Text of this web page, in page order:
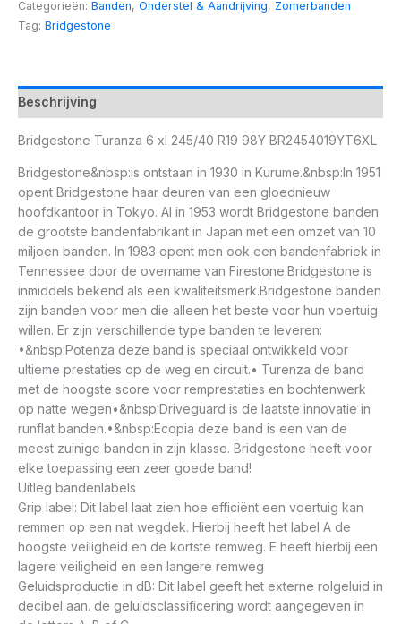
Categorieën: Banden, Onderstel & Aandrijving, Zomerbanden
Tag: Bridgestone
Beschrijving
Bridgestone Turanza 6 xl 245/40 R19 98Y BR2454019YT6XL
Bridgestone&nbsp:is ontstaan in 1930 in Kurume.&nbsp:In 1951
opent Bridgestone haar deuren van een gloednieuw
hoofdkantoor in Tokyo. Al in 1953 wordt Bridgestone banden
de grootste bandenfabrikant in Japan met een omzet van 10
miljoen banden. In 1983 opent men ook een bandenfabriek in
Tennessee door de overname van Firestone.Bridgestone is
inmiddels bekend als een kwaliteitsmerk.Bridgestone banden
zijn banden voor men die alleen het beste voor hun voertuig
willen. Er zijn verschillende type banden te leveren:
•&nbsp:Potenza deze band is speciaal ontwikkeld voor
ultieme prestaties op de weg en circuit.• Turenza de band
met de hoogste score voor remprestaties en bochtenwerk
op natte wegen•&nbsp:Driveguard is de laatste innovatie in
runflat banden.•&nbsp:Ecopia deze band is een van de
meest zuinige banden in zijn klasse. Bridgestone heeft voor
elke toepassing een zeer goede band!
Uitleg bandenlabels
Grip label: Dit label laat zien hoe efficiënt een voertuig kan
remmen op een nat wegdek. Hierbij heeft het label A de
hoogste veiligheid en de kortste remweg. E heeft hierbij een
lagere veiligheid en een langere remweg
Geluidsproductie in dB: Dit label geeft het externe rolgeluid in
decibel aan. de geluidsclassificering wordt aangegeven in